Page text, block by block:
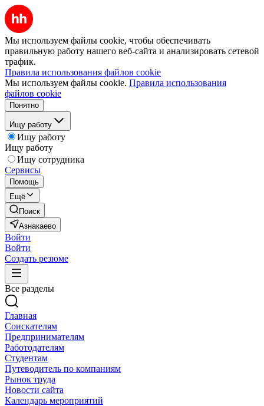
Мы используем файлы cookie, чтобы обеспечивать
правильную работу нашего веб-сайта и анализировать сетевой
трафик.
Правила использования файлов cookie
Мы используем файлы cookie. Правила использования
файлов cookie
Понятно
Ищу работу
Ищу работу
Ищу работу
Ищу сотрудника
Сервисы
Помощь
Ещё
Поиск
Азнакаево
Войти
Войти
Создать резюме
Все разделы
Главная
Соискателям
Предпринимателям
Работодателям
Студентам
Путеводитель по компаниям
Рынок труда
Новости сайта
Календарь мероприятий